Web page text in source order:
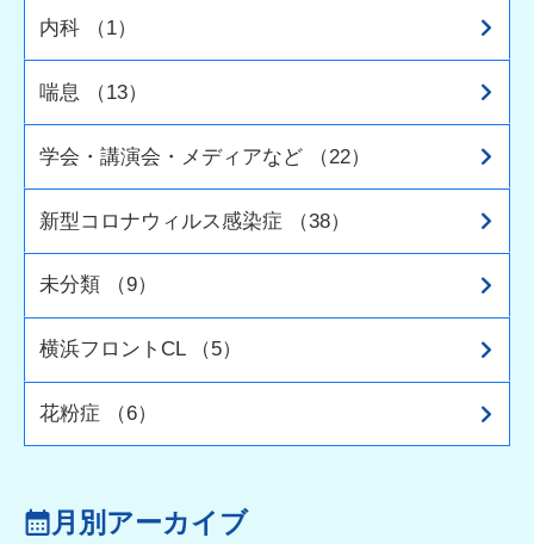
内科 （1）
喘息 （13）
学会・講演会・メディアなど （22）
新型コロナウィルス感染症 （38）
未分類 （9）
横浜フロントCL （5）
花粉症 （6）
月別アーカイブ